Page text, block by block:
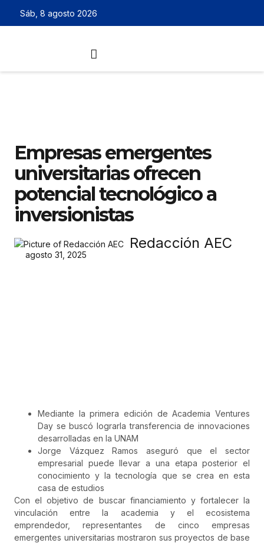
Sáb, 8 agosto 2026
Empresas emergentes
universitarias ofrecen
potencial tecnológico a
inversionistas
Redacción AEC
agosto 31, 2025
Mediante la primera edición de Academia Ventures
Day se buscó lograrla transferencia de innovaciones
desarrolladas en la UNAM
Jorge Vázquez Ramos aseguró que el sector
empresarial puede llevar a una etapa posterior el
conocimiento y la tecnología que se crea en esta
casa de estudios
Con el objetivo de buscar financiamiento y fortalecer la
vinculación entre la academia y el ecosistema
emprendedor, representantes de cinco empresas
emergentes universitarias mostraron sus proyectos de base